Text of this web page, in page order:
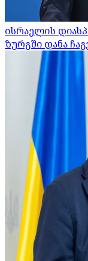
ისრაელის
ზურგში დანა